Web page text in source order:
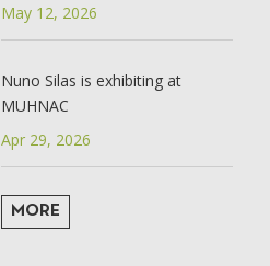
May 12, 2026
Nuno Silas is exhibiting at
MUHNAC
Apr 29, 2026
MORE